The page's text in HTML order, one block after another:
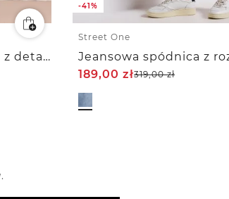
Dżinsowa spódnica do kolan z detalem w postaci paska
-41%
Street One
Jeansowa spódnica z
189,00zł319,00zł